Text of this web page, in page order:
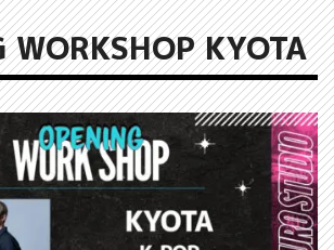
WORKSHOP KYOTA